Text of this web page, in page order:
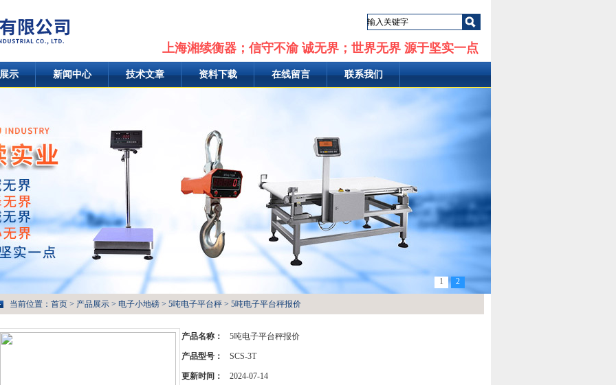
上海湘续衡器；信守不渝 诚无界；世界无界 源于坚实一点
示 新闻中心 技术文章 资料下载 在线留言 联系我们
1 2
当前位置： 首页 > 产品展示 > 电子小地磅 > 5吨电子平台秤 > 5吨电子平台秤报价
产品名称： 5吨电子平台秤报价
产品型号： SCS-3T
更新时间： 2024-07-14